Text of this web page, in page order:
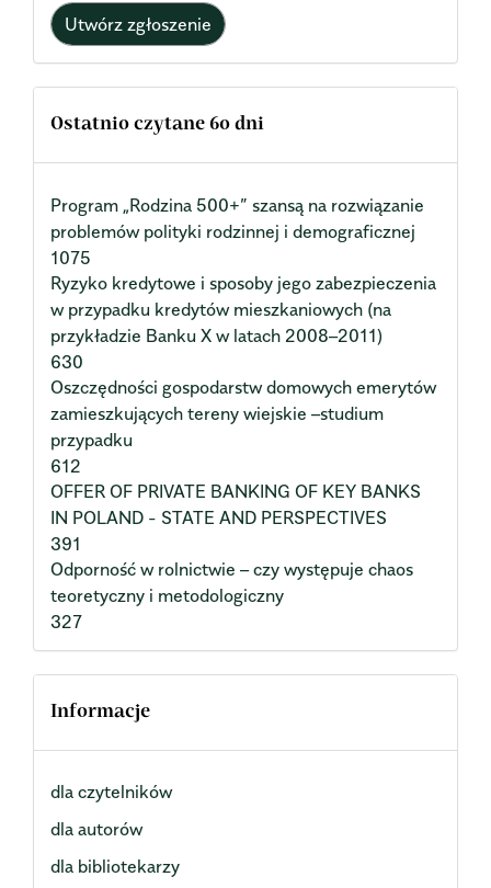
Utwórz zgłoszenie
Ostatnio czytane 60 dni
Program „Rodzina 500+” szansą na rozwiązanie
problemów polityki rodzinnej i demograficznej
1075
Ryzyko kredytowe i sposoby jego zabezpieczenia
w przypadku kredytów mieszkaniowych (na
przykładzie Banku X w latach 2008–2011)
630
Oszczędności gospodarstw domowych emerytów
zamieszkujących tereny wiejskie –studium
przypadku
612
OFFER OF PRIVATE BANKING OF KEY BANKS
IN POLAND - STATE AND PERSPECTIVES
391
Odporność w rolnictwie – czy występuje chaos
teoretyczny i metodologiczny
327
Informacje
dla czytelników
dla autorów
dla bibliotekarzy